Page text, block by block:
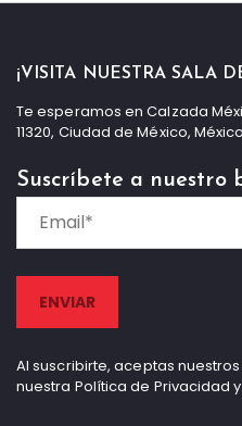
¡VISITA NUESTRA SALA
Te esperamos en Calzada
11320, Ciudad de México,
Suscríbete a nuestro
Al suscribirte, aceptas
nuestra Política de Privacidad